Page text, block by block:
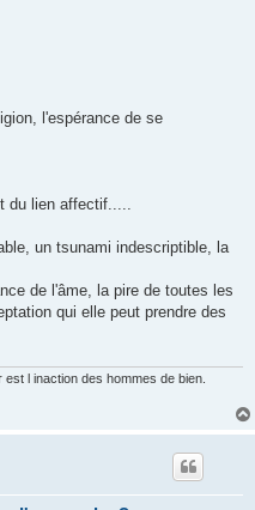
l'espérance de se
du lien affectif.....
un tsunami indescriptible, la
de l'âme, la pire de toutes les
qui elle peut prendre des
l inaction des hommes de bien.